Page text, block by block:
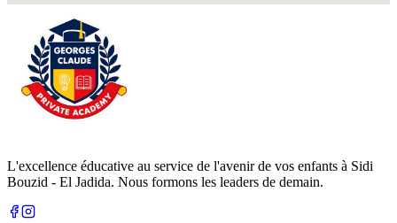
L'excellence éducative au service de l'avenir de vos enfants à Sidi
Bouzid - El Jadida. Nous formons les leaders de demain.